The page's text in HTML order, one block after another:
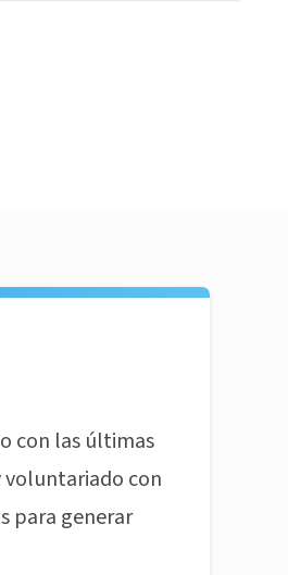
con las últimas
con
para generar